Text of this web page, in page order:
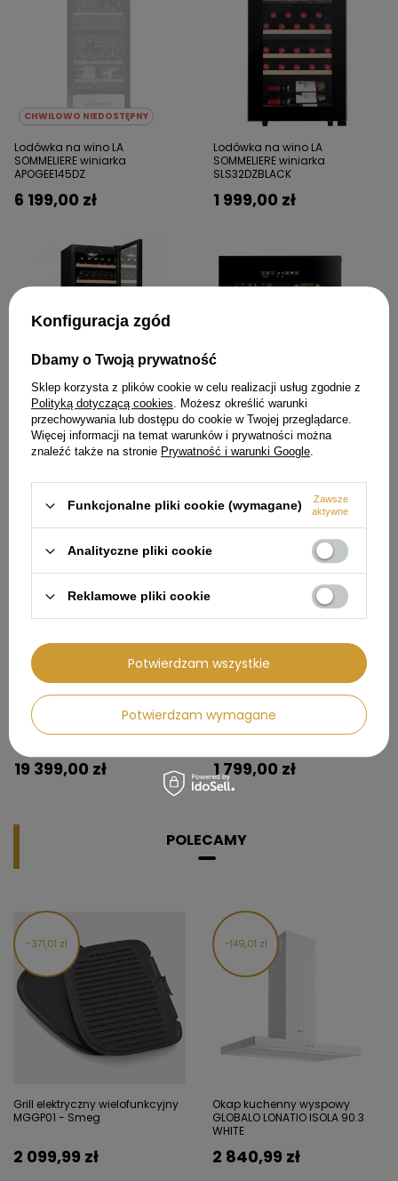
CHWILOWO NIEDOSTĘPNY
Lodówka na wino LA
SOMMELIERE winiarka
APOGEE145DZ
6 199,00 zł
Lodówka na wino LA
SOMMELIERE winiarka
SLS32DZBLACK
1 999,00 zł
Lodówka na wino LA
SOMMELIERE winiarka CTV249
5 102,19 zł
Lodówka na wino LA
SOMMELIERE winiarka LSBI36BDZ
4 299,00 zł
CHWILOWO NIEDOSTĘPNY
Lodówka na wino LA
SOMMELIERE winiarka VIP330VFA
19 399,00 zł
Lodówka na wino LA
SOMMELIERE winiarka LS34A
1 799,00 zł
POLECAMY
371,01 zł
Grill elektryczny wielofunkcyjny
MGGP01 - Smeg
2 099,99 zł
149,01 zł
Okap kuchenny wyspowy
GLOBALO LONATIO ISOLA 90.3
WHITE
2 840,99 zł
Konfiguracja zgód
Dbamy o Twoją prywatność
Sklep korzysta z plików cookie w celu realizacji usług zgodnie z
Polityką dotyczącą cookies. Możesz określić warunki
przechowywania lub dostępu do cookie w Twojej przeglądarce.
Więcej informacji na temat warunków i prywatności można
znaleźć także na stronie Prywatność i warunki Google.
Funkcjonalne pliki cookie (wymagane)
Zawsze
aktywne
Analityczne pliki cookie
Reklamowe pliki cookie
Potwierdzam wymagane
Potwierdzam wszystkie